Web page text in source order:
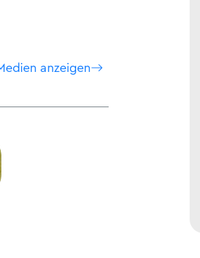
anzeigen